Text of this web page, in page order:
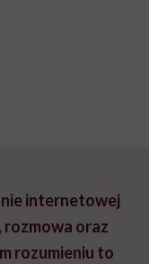
internetowej
rozmowa oraz
rozumieniu to